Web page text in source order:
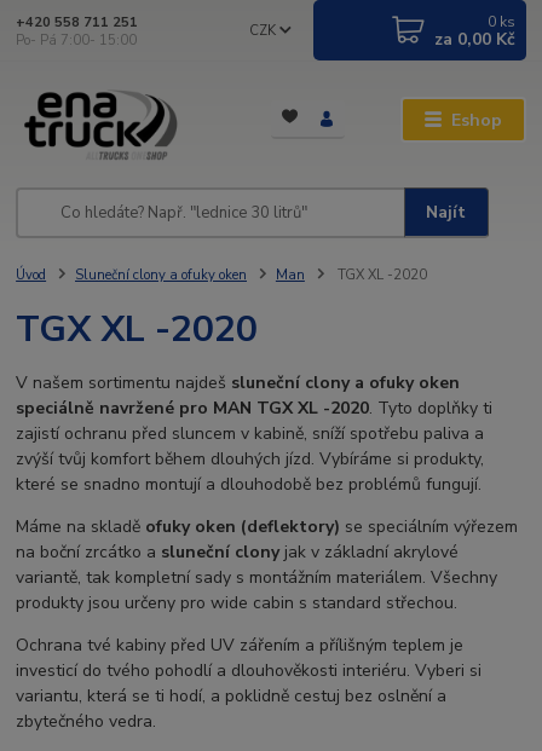
Eshop
CZK
Najít
+420 558 711 251
Po- Pá 7:00- 15:00
0 ks
za 0,00 Kč
Úvod Sluneční clony a ofuky oken Man TGX XL -2020
TGX XL -2020
V našem sortimentu najdeš sluneční clony a ofuky oken
speciálně navržené pro MAN TGX XL -2020. Tyto doplňky ti
zajistí ochranu před sluncem v kabině, sníží spotřebu paliva a
zvýší tvůj komfort během dlouhých jízd. Vybíráme si produkty,
které se snadno montují a dlouhodobě bez problémů fungují.
Máme na skladě ofuky oken (deflektory) se speciálním výřezem
na boční zrcátko a sluneční clonyjak v základní akrylové
variantě, tak kompletní sady s montážním materiálem. Všechny
produkty jsou určeny pro wide cabin s standard střechou.
Ochrana tvé kabiny před UV zářením a přílišným teplem je
investicí do tvého pohodlí a dlouhověkosti interiéru. Vyberi si
variantu, která se ti hodí, a poklidně cestuj bez oslnění a
zbytečného vedra.